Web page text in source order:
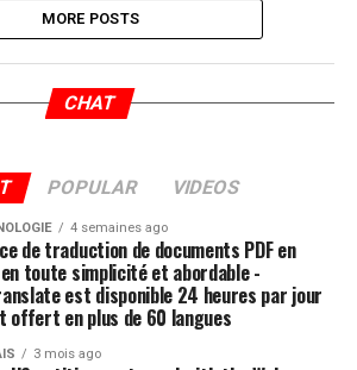
MORE POSTS
CHAT
POPULAR VIDEOS
4 semaines ago
de traduction de documents PDF en
toute simplicité et abordable -
est disponible 24 heures par jour
offert en plus de 60 langues
3 mois ago